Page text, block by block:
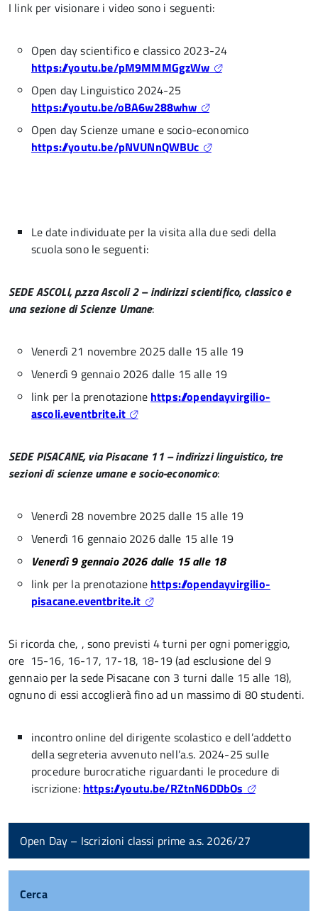
I link per visionare i video sono i seguenti:
Open day scientifico e classico 2023-24
https://youtu.be/pM9MMMGgzWw
Open day Linguistico 2024-25
https://youtu.be/oBA6w288whw
Open day Scienze umane e socio-economico
https://youtu.be/pNVUNnQWBUc
Le date individuate per la visita alla due sedi della
scuola sono le seguenti:
SEDE ASCOLI, p.zza Ascoli 2 – indirizzi scientifico, classico e
una sezione di Scienze Umane:
Venerdì 21 novembre 2025 dalle 15 alle 19
Venerdì 9 gennaio 2026 dalle 15 alle 19
link per la prenotazione https://opendayvirgilio-
ascoli.eventbrite.it
SEDE PISACANE, via Pisacane 11 – indirizzi linguistico, tre
sezioni di scienze umane e socio-economico:
Venerdì 28 novembre 2025 dalle 15 alle 19
Venerdì 16 gennaio 2026 dalle 15 alle 19
Venerdì 9 gennaio 2026 dalle 15 alle 18
link per la prenotazione https://opendayvirgilio-
pisacane.eventbrite.it
Si ricorda che, , sono previsti 4 turni per ogni pomeriggio,
ore 15-16, 16-17, 17-18, 18-19 (ad esclusione del 9
gennaio per la sede Pisacane con 3 turni dalle 15 alle 18),
ognuno di essi accoglierà fino ad un massimo di 80 studenti.
incontro online del dirigente scolastico e dell’addetto
della segreteria avvenuto nell’a.s. 2024-25 sulle
procedure burocratiche riguardanti le procedure di
iscrizione: https://youtu.be/RZtnN6DDbOs
Open Day – Iscrizioni classi prime a.s. 2026/27
Cerca